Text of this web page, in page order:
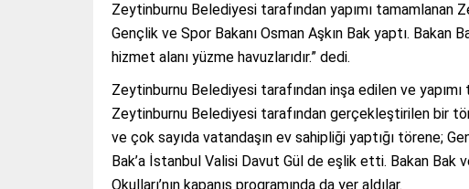
Zeytinburnu Belediyesi tarafından yapımı tamamlanan
Gençlik ve Spor Bakanı Osman Aşkın Bak yaptı. Bakan
hizmet alanı yüzme havuzlarıdır.” dedi.
Zeytinburnu Belediyesi tarafından inşa edilen ve yapımı
Zeytinburnu Belediyesi tarafından gerçekleştirilen bir
ve çok sayıda vatandaşın ev sahipliği yaptığı törene;
Bak’a İstanbul Valisi Davut Gül de eşlik etti. Bakan Bak
Okulları’nın kapanış programında da yer aldılar.